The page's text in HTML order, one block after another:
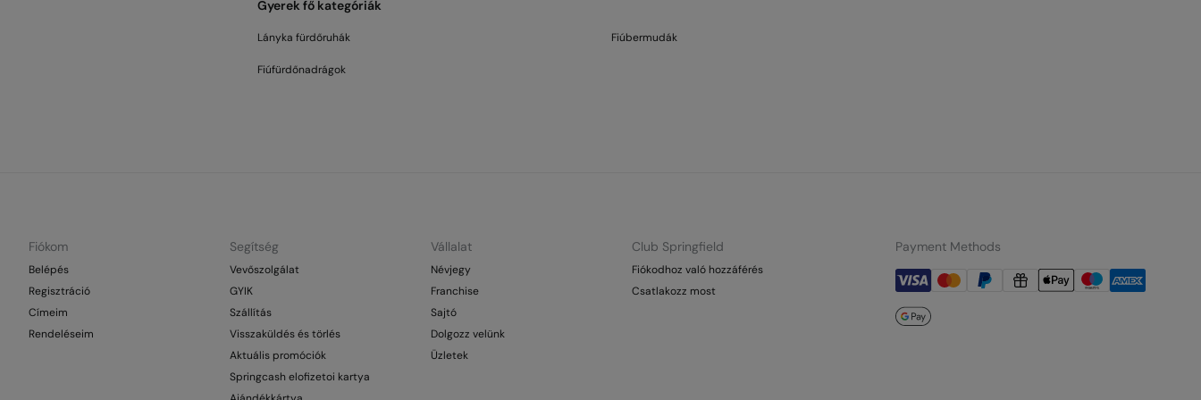
Gyerek fő kategóriák
Lányka fürdőruhák
Fiúfürdőnadrágok
Fiúbermudák
Fiókom
Belépés
Regisztráció
Címeim
Rendeléseim
Segítség
Vevőszolgálat
GYIK
Szállítás
Visszaküldés és törlés
Aktuális promóciók
Springcash elofizetoi kartya
Vállalat
Névjegy
Franchise
Sajtó
Dolgozz velünk
Üzletek
Club Springfield
Fiókodhoz való hozzáférés
Csatlakozz most
Payment Methods